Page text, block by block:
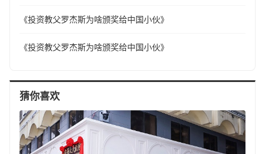
《投资教父罗杰斯为啥颁奖给中国小伙》
《投资教父罗杰斯为啥颁奖给中国小伙》
猜你喜欢